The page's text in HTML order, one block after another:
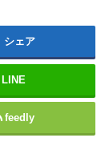
シェア
LINE
feedly